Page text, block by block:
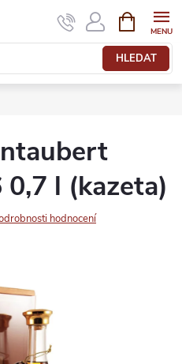
HLEDAT
NÁKUPNÍ
KOŠÍK
l (kazeta)
hodnocení